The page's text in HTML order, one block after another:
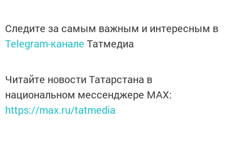
Следите за самым важным и интересным в
Telegram-канале Татмедиа
Читайте новости Татарстана в
национальном мессенджере MАХ:
https://max.ru/tatmedia